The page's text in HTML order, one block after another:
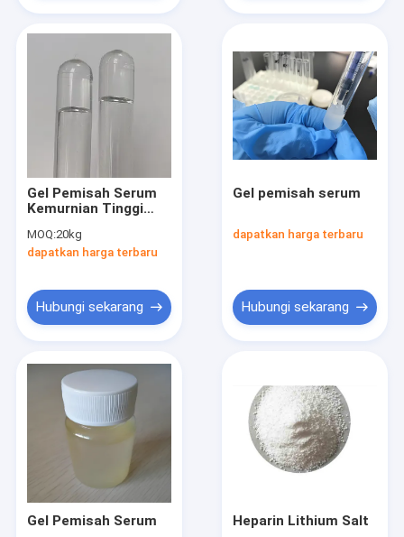
Produk
Tentang kita
Wisata pabrik
Gel Pemisah Serum
Kemurnian Tinggi
Pengumpul Darah
Vakum SST Aditif
MOQ:20kg
dapatkan harga terbaru
Hubungi sekarang
Gel pemisah serum
dapatkan harga terbaru
Hubungi sekarang
Gel Pemisah Serum Heparin Lithium Salt